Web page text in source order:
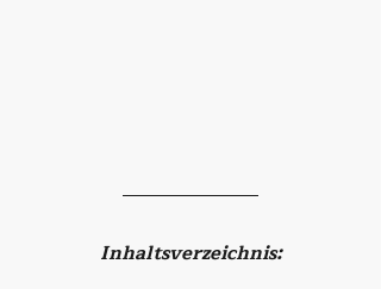
Inhaltsverzeichnis: